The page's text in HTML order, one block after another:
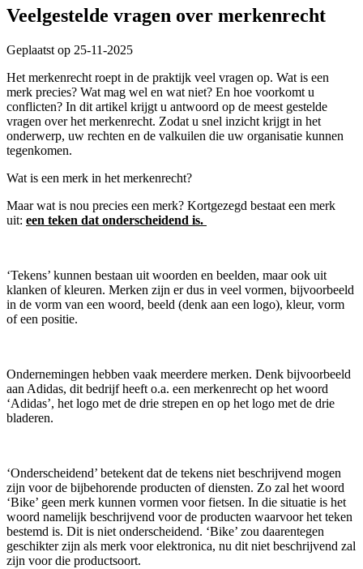
Veelgestelde vragen over merkenrecht
Geplaatst op 25-11-2025
Het merkenrecht roept in de praktijk veel vragen op. Wat is een
merk precies? Wat mag wel en wat niet? En hoe voorkomt u
conflicten? In dit artikel krijgt u antwoord op de meest gestelde
vragen over het merkenrecht. Zodat u snel inzicht krijgt in het
onderwerp, uw rechten en de valkuilen die uw organisatie kunnen
tegenkomen.
Wat is een merk in het merkenrecht?
Maar wat is nou precies een merk? Kortgezegd bestaat een merk
uit: een teken dat onderscheidend is.
‘Tekens’ kunnen bestaan uit woorden en beelden, maar ook uit
klanken of kleuren. Merken zijn er dus in veel vormen, bijvoorbeeld
in de vorm van een woord, beeld (denk aan een logo), kleur, vorm
of een positie.
Ondernemingen hebben vaak meerdere merken. Denk bijvoorbeeld
aan Adidas, dit bedrijf heeft o.a. een merkenrecht op het woord
‘Adidas’, het logo met de drie strepen en op het logo met de drie
bladeren.
‘Onderscheidend’ betekent dat de tekens niet beschrijvend mogen
zijn voor de bijbehorende producten of diensten. Zo zal het woord
‘Bike’ geen merk kunnen vormen voor fietsen. In die situatie is het
woord namelijk beschrijvend voor de producten waarvoor het teken
bestemd is. Dit is niet onderscheidend. ‘Bike’ zou daarentegen
geschikter zijn als merk voor elektronica, nu dit niet beschrijvend zal
zijn voor die productsoort.